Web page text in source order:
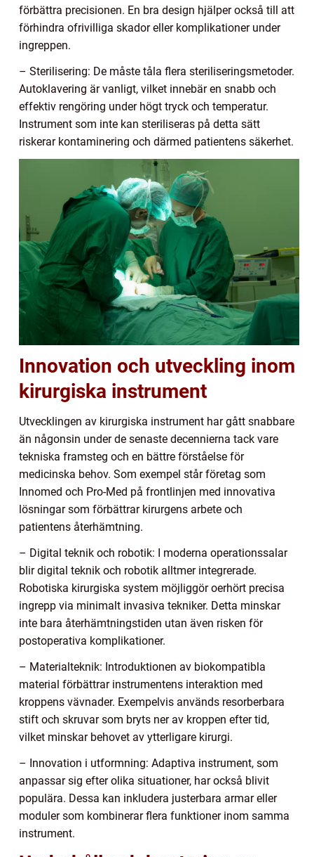
förbättra precisionen. En bra design hjälper också till att
förhindra ofrivilliga skador eller komplikationer under
ingreppen.
– Sterilisering: De måste tåla flera steriliseringsmetoder.
Autoklavering är vanligt, vilket innebär en snabb och
effektiv rengöring under högt tryck och temperatur.
Instrument som inte kan steriliseras på detta sätt
riskerar kontaminering och därmed patientens säkerhet.
Innovation och utveckling inom
kirurgiska instrument
Utvecklingen av kirurgiska instrument har gått snabbare
än någonsin under de senaste decennierna tack vare
tekniska framsteg och en bättre förståelse för
medicinska behov. Som exempel står företag som
Innomed och Pro-Med på frontlinjen med innovativa
lösningar som förbättrar kirurgens arbete och
patientens återhämtning.
– Digital teknik och robotik: I moderna operationssalar
blir digital teknik och robotik alltmer integrerade.
Robotiska kirurgiska system möjliggör oerhört precisa
ingrepp via minimalt invasiva tekniker. Detta minskar
inte bara återhämtningstiden utan även risken för
postoperativa komplikationer.
– Materialteknik: Introduktionen av biokompatibla
material förbättrar instrumentens interaktion med
kroppens vävnader. Exempelvis används resorberbara
stift och skruvar som bryts ner av kroppen efter tid,
vilket minskar behovet av ytterligare kirurgi.
– Innovation i utformning: Adaptiva instrument, som
anpassar sig efter olika situationer, har också blivit
populära. Dessa kan inkludera justerbara armar eller
moduler som kombinerar flera funktioner inom samma
instrument.